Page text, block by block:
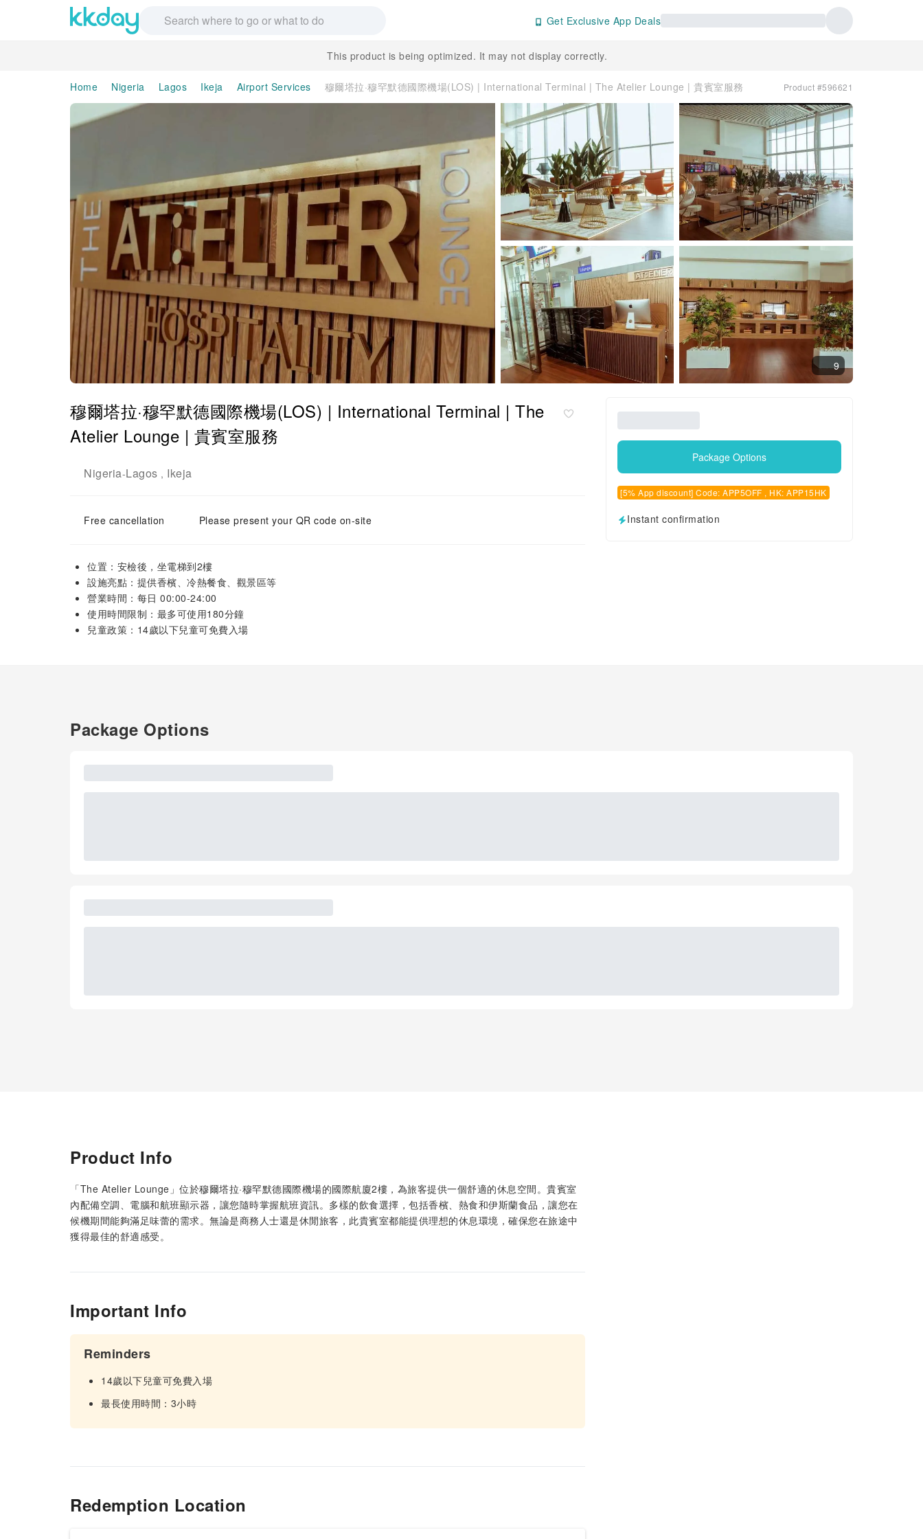
Get Exclusive App Deals
This product is being optimized. It may not display correctly.
Home Nigeria Lagos Ikeja Airport Services 穆爾塔拉·穆罕默德國際機場(LOS) | International Terminal | The Atelier Lounge | 貴賓室服務 Product #596621
9
穆爾塔拉·穆罕默德國際機場(LOS) | International Terminal | The
Atelier Lounge | 貴賓室服務
Nigeria-Lagos , Ikeja
Free cancellation Please present your QR code on-site
位置：安檢後，坐電梯到2樓
設施亮點：提供香檳、冷熱餐食、觀景區等
營業時間：每日 00:00-24:00
使用時間限制：最多可使用180分鐘
兒童政策：14歲以下兒童可免費入場
Package Options
[5% App discount] Code: APP5OFF , HK: APP15HK
Instant confirmation
Package Options
Product Info
「The Atelier Lounge」位於穆爾塔拉·穆罕默德國際機場的國際航廈2樓，為旅客提供一個舒適的休息空間。貴賓室
內配備空調、電腦和航班顯示器，讓您隨時掌握航班資訊。多樣的飲食選擇，包括香檳、熱食和伊斯蘭食品，讓您在
候機期間能夠滿足味蕾的需求。無論是商務人士還是休閒旅客，此貴賓室都能提供理想的休息環境，確保您在旅途中
獲得最佳的舒適感受。
Important Info
Reminders
14歲以下兒童可免費入場
最長使用時間：3小時
Redemption Location